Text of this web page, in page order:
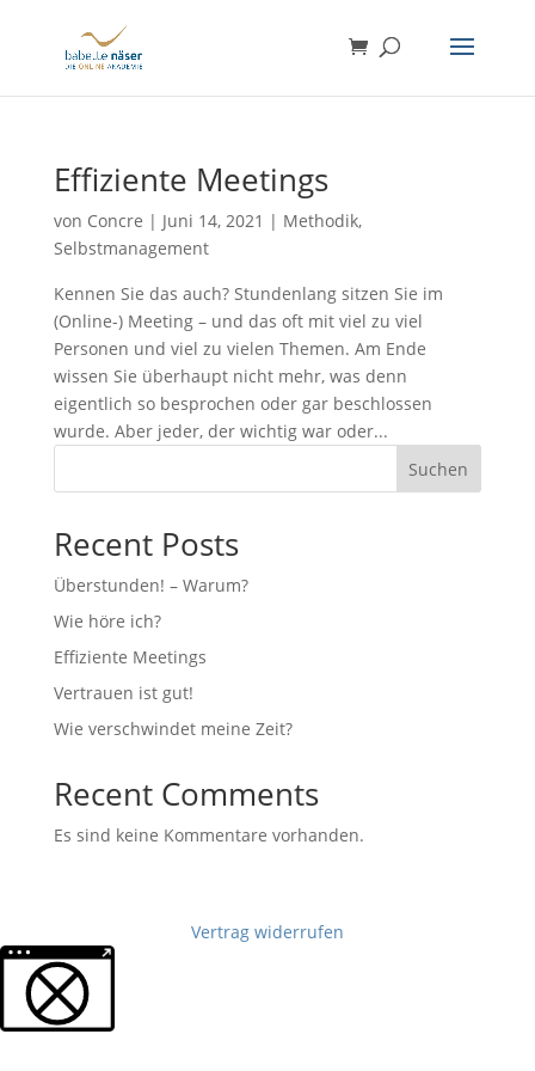
Effiziente Meetings
von Concre | Juni 14, 2021 | Methodik,
Selbstmanagement
Kennen Sie das auch? Stundenlang sitzen Sie im
(Online-) Meeting – und das oft mit viel zu viel
Personen und viel zu vielen Themen. Am Ende
wissen Sie überhaupt nicht mehr, was denn
eigentlich so besprochen oder gar beschlossen
wurde. Aber jeder, der wichtig war oder...
Suchen
Recent Posts
Überstunden! – Warum?
Wie höre ich?
Effiziente Meetings
Vertrauen ist gut!
Wie verschwindet meine Zeit?
Recent Comments
Es sind keine Kommentare vorhanden.
Archives
September 2021
Vertrag widerrufen
Weitere Informationen über den gesperrten Inhalt.